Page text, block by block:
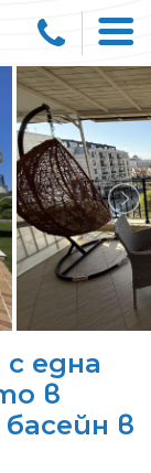
една
в
в